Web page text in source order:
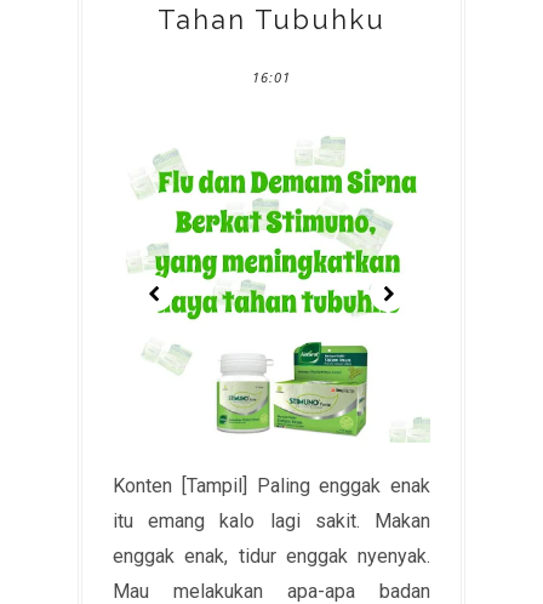
Tahan Tubuhku
16:01
Konten [Tampil] Paling enggak enak
itu emang kalo lagi sakit. Makan
enggak enak, tidur enggak nyenyak.
Mau melakukan apa-apa badan